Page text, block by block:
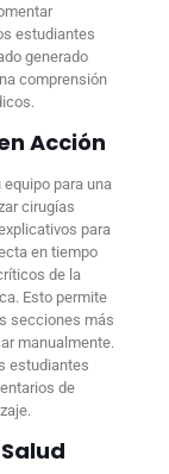
estudiantes
generado
comprensión
Acción
para una
cirugías
para
en tiempo
de la
Esto permite
secciones más
manualmente.
estudiantes
de